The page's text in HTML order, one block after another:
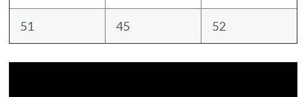
51 45 52